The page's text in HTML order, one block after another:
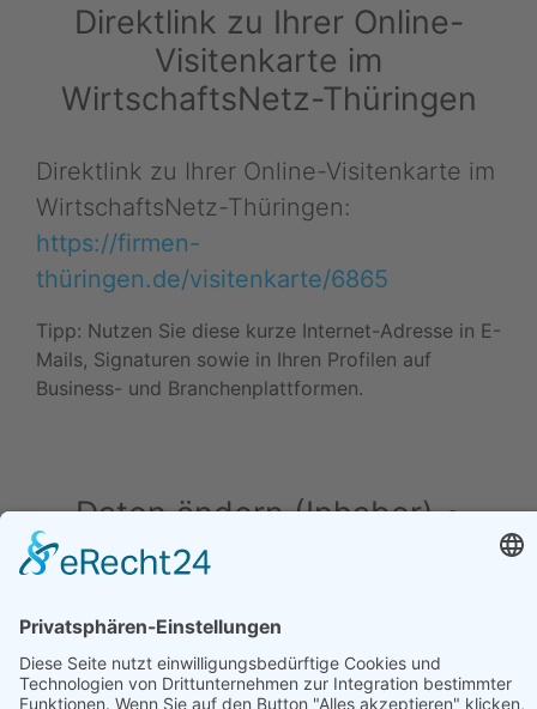
Direktlink zu Ihrer Online-
Visitenkarte im
WirtschaftsNetz-Thüringen
Direktlink zu Ihrer Online-Visitenkarte im
WirtschaftsNetz-Thüringen:
https://firmen-
thüringen.de/visitenkarte/6865
Tipp: Nutzen Sie diese kurze Internet-Adresse in E-
Mails, Signaturen sowie in Ihren Profilen auf
Business- und Branchenplattformen.
Daten ändern (Inhaber) •
Drucken • Änderung
Daten ändern (für Inhaber)•Änderung
vorschlagen•Drucken